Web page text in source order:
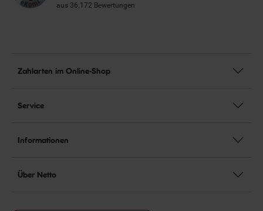
aus 36.172 Bewertungen
Zahlarten im Online-Shop
Service
Informationen
Über Netto